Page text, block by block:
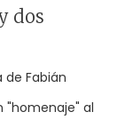
dos
de Fabián
"homenaje" al